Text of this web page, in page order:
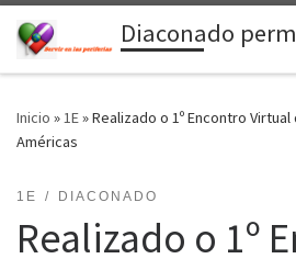
Saltar al contenidoDiaconado
Inicio »1E»Realizado o 1º Encontro
Américas
1E DIACONADO
Realizado o 1º